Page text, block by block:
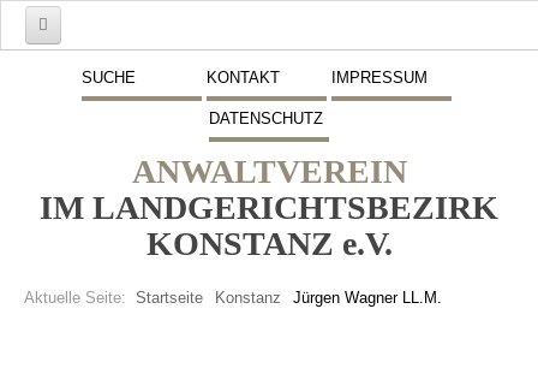
SUCHE KONTAKT IMPRESSUM
DATENSCHUTZ
ANWALTVEREIN
IM LANDGERICHTSBEZIRK
KONSTANZ e.V.
Aktuelle Seite: Startseite Konstanz Jürgen Wagner LL.M.
Schwerpunkte